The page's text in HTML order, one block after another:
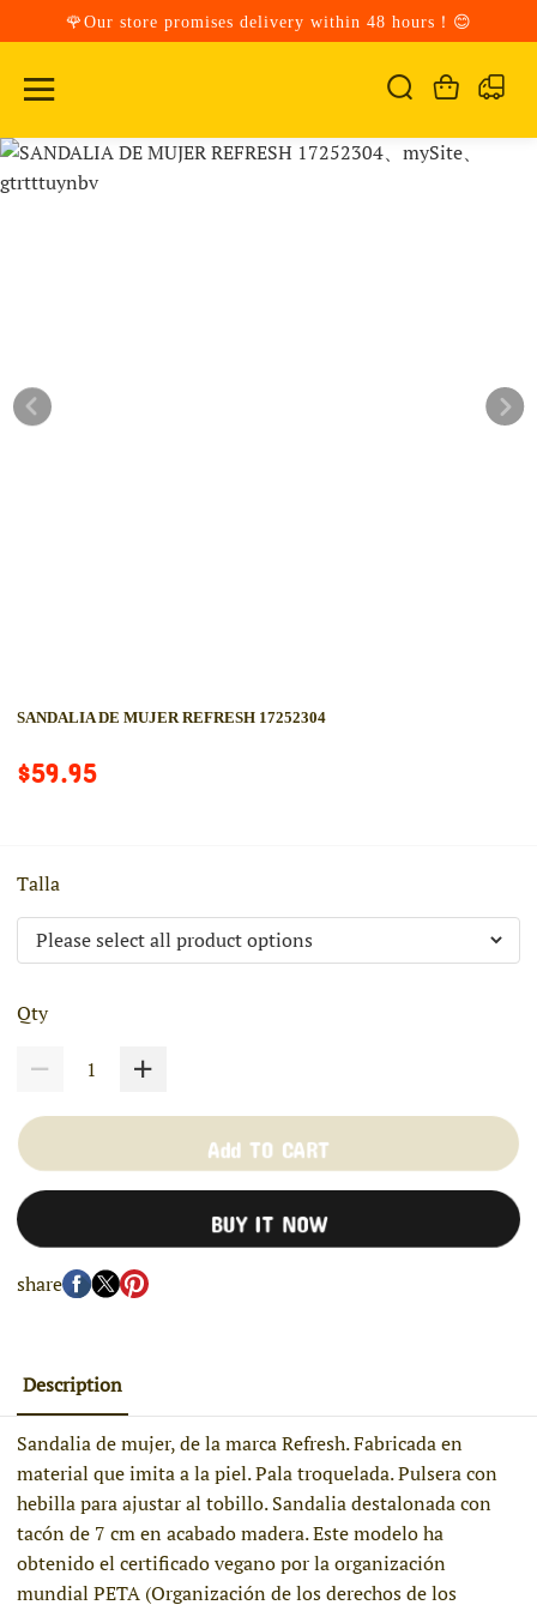
🌹Our store promises delivery within 48 hours！😊
SANDALIA DE MUJER REFRESH 17252304
$59.95
Talla
Qty
Add TO CART
BUY IT NOW
share
Description
Sandalia de mujer, de la marca Refresh. Fabricada en
material que imita a la piel. Pala troquelada. Pulsera con
hebilla para ajustar al tobillo. Sandalia destalonada con
tacón de 7 cm en acabado madera. Este modelo ha
obtenido el certificado vegano por la organización
mundial PETA (Organización de los derechos de los